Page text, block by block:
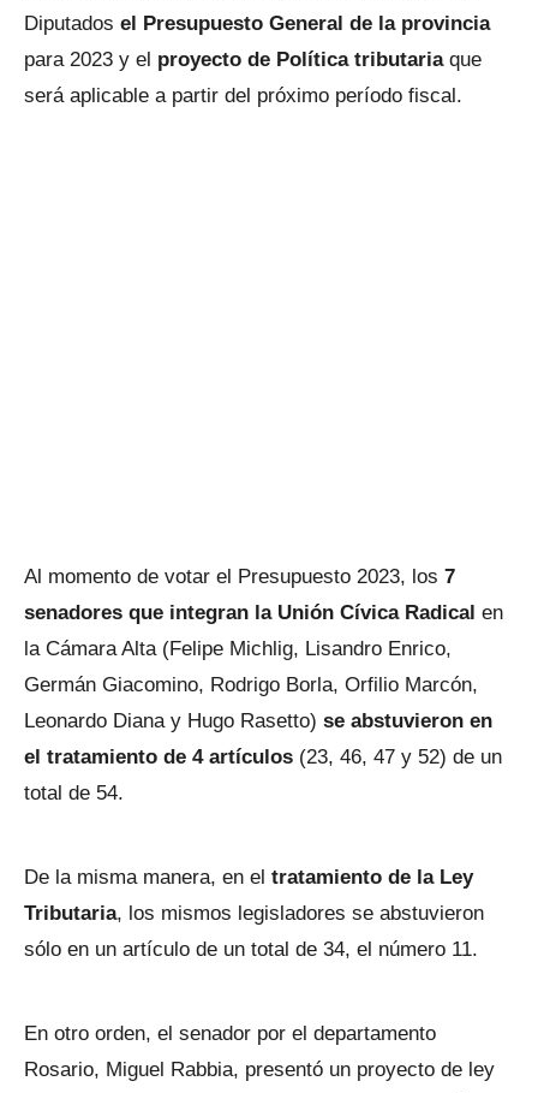
Diputados el Presupuesto General de la provincia
para 2023 y el proyecto de Política tributariaque
será aplicable a partir del próximo período fiscal.
Al momento de votar el Presupuesto 2023, los 7
senadores que integran la Unión Cívica Radical en
la Cámara Alta (Felipe Michlig, Lisandro Enrico,
Germán Giacomino, Rodrigo Borla, Orfilio Marcón,
Leonardo Diana y Hugo Rasetto) se abstuvieron en
el tratamiento de 4 artículos (23, 46, 47 y 52) de un
total de 54.
De la misma manera, en el tratamiento de la Ley
Tributaria, los mismos legisladores se abstuvieron
sólo en un artículo de un total de 34, el número 11.
En otro orden, el senador por el departamento
Rosario, Miguel Rabbia, presentó un proyecto de ley